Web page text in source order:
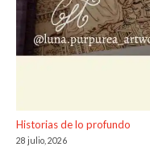
Historias de lo profundo
28 julio, 2026